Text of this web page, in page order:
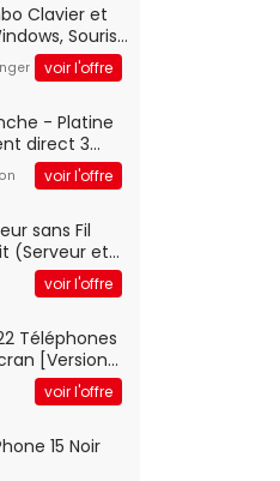
Clavier et
Souris
USB Plug
Taillevoir l'offre
- Platine
direct 3
min) avec
USB
voir l'offre
sans Fil
(Serveur et
Mode Point
voir l'offre
Téléphones
[Version
voir l'offre
15 Noir